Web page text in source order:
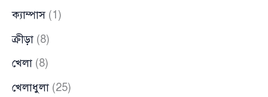
ক্যাম্পাস(1)
ক্রীড়া (8)
খেলা (8)
খেলাধুলা (25)